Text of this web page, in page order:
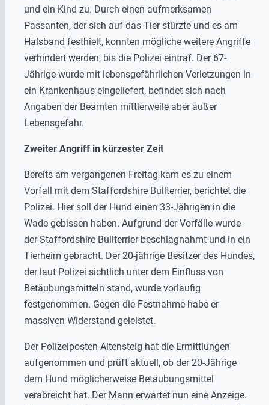
und ein Kind zu. Durch einen aufmerksamen
Passanten, der sich auf das Tier stürzte und es am
Halsband festhielt, konnten mögliche weitere Angriffe
verhindert werden, bis die Polizei eintraf. Der 67-
Jährige wurde mit lebensgefährlichen Verletzungen in
ein Krankenhaus eingeliefert, befindet sich nach
Angaben der Beamten mittlerweile aber außer
Lebensgefahr.
Zweiter Angriff in kürzester Zeit
Bereits am vergangenen Freitag kam es zu einem
Vorfall mit dem Staffordshire Bullterrier, berichtet die
Polizei. Hier soll der Hund einen 33-Jährigen in die
Wade gebissen haben. Aufgrund der Vorfälle wurde
der Staffordshire Bullterrier beschlagnahmt und in ein
Tierheim gebracht. Der 20-jährige Besitzer des Hundes,
der laut Polizei sichtlich unter dem Einfluss von
Betäubungsmitteln stand, wurde vorläufig
festgenommen. Gegen die Festnahme habe er
massiven Widerstand geleistet.
Der Polizeiposten Altensteig hat die Ermittlungen
aufgenommen und prüft aktuell, ob der 20-Jährige
dem Hund möglicherweise Betäubungsmittel
verabreicht hat. Der Mann erwartet nun eine Anzeige.